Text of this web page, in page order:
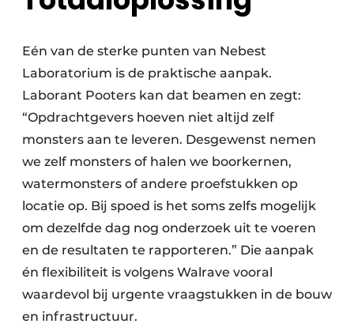
Eén van de sterke punten van Nebest
Laboratorium is de praktische aanpak.
Laborant Pooters kan dat beamen en zegt:
“Opdrachtgevers hoeven niet altijd zelf
monsters aan te leveren. Desgewenst nemen
we zelf monsters of halen we boorkernen,
watermonsters of andere proefstukken op
locatie op. Bij spoed is het soms zelfs mogelijk
om dezelfde dag nog onderzoek uit te voeren
en de resultaten te rapporteren.” Die aanpak
én flexibiliteit is volgens Walrave vooral
waardevol bij urgente vraagstukken in de bouw
en infrastructuur.